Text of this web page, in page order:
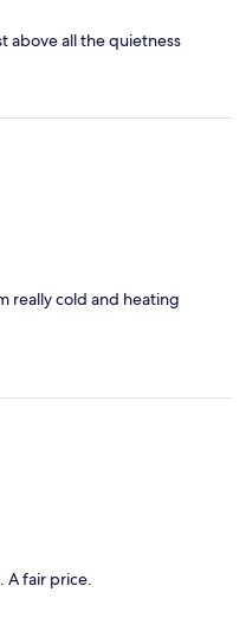
above all the quietness
really cold and heating
A fair price.